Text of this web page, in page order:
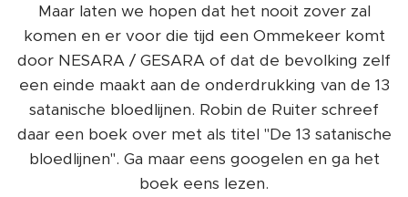
Maar laten we hopen dat het nooit zover zal
komen en er voor die tijd een Ommekeer komt
door NESARA / GESARA of dat de bevolking zelf
een einde maakt aan de onderdrukking van de 13
satanische bloedlijnen. Robin de Ruiter schreef
daar een boek over met als titel "De 13 satanische
bloedlijnen". Ga maar eens googelen en ga het
boek eens lezen.